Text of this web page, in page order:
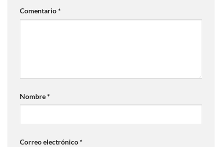
Comentario*
Nombre*
Correo electrónico*